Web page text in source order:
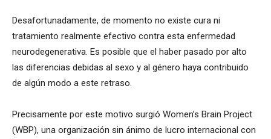
Desafortunadamente, de momento no existe cura ni
tratamiento realmente efectivo contra esta enfermedad
neurodegenerativa. Es posible que el haber pasado por alto
las diferencias debidas al sexo y al género haya contribuido
de algún modo a este retraso.
Precisamente por este motivo surgió Women’s Brain Project
(WBP), una organización sin ánimo de lucro internacional con